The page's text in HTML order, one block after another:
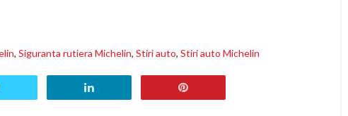
, Siguranta rutiera Michelin, Stiri auto, Stiri auto Michelin